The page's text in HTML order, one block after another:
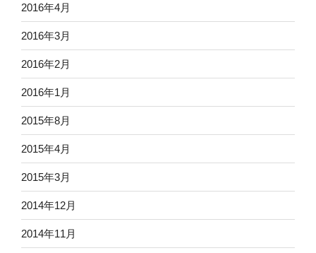
2016年4月
2016年3月
2016年2月
2016年1月
2015年8月
2015年4月
2015年3月
2014年12月
2014年11月